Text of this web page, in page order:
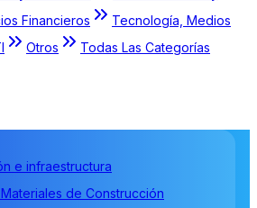
Financieros
Tecnología, Medios
Otros
Todas Las Categorías
e infraestructura
de Construcción